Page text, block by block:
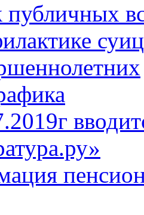
публичных